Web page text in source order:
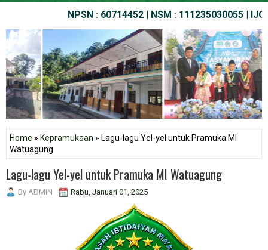
NPSN : 60714452 | NSM : 111235030055 |
Home » Kepramukaan » Lagu-lagu Yel-yel untuk Pramuka MI
Watuagung
Lagu-lagu Yel-yel untuk Pramuka MI Watuagung
By ADMIN Rabu, Januari 01, 2025